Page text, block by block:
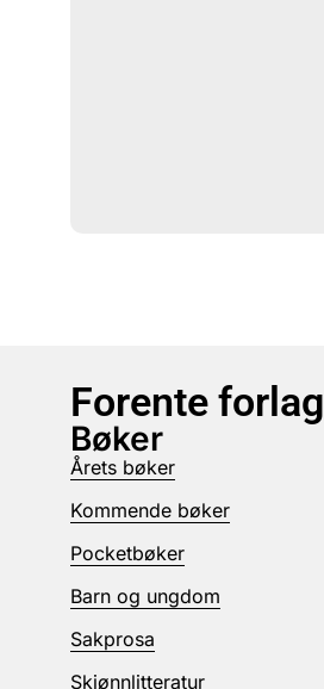
Forente forlag
Bøker
Årets bøker
Kommende bøker
Pocketbøker
Barn og ungdom
Sakprosa
Skjønnlitteratur